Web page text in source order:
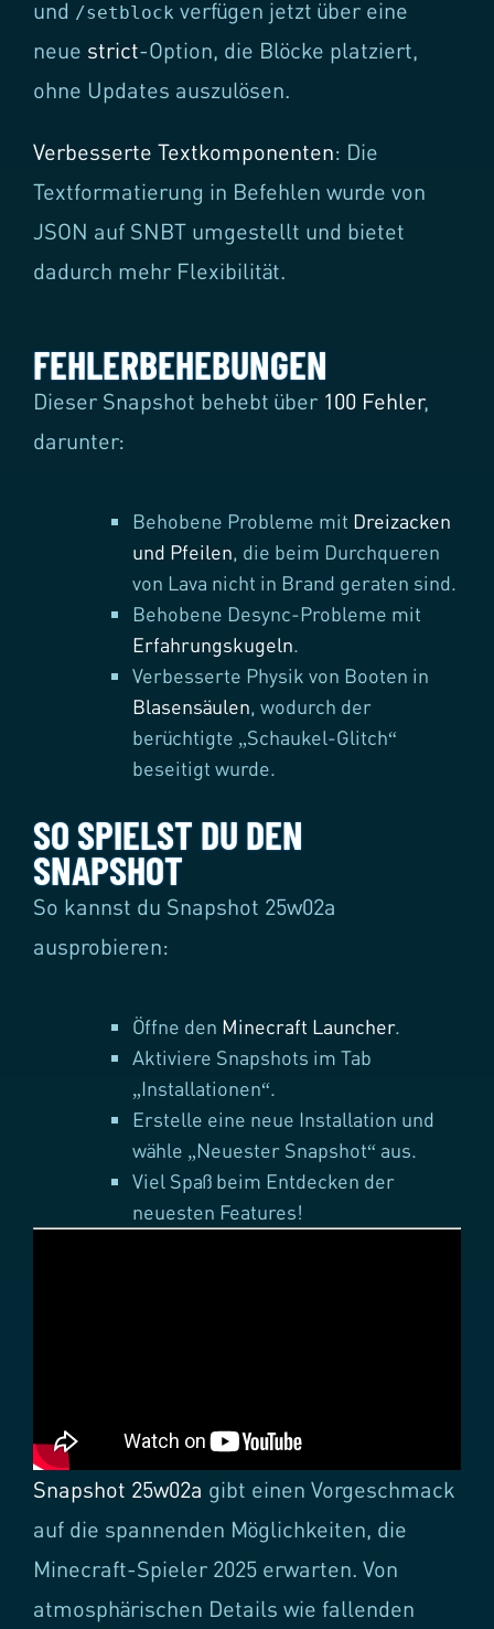
und /setblock verfügen jetzt über eine
neue strict-Option, die Blöcke platziert,
ohne Updates auszulösen.
Verbesserte Textkomponenten: Die
Textformatierung in Befehlen wurde von
JSON auf SNBT umgestellt und bietet
dadurch mehr Flexibilität.
FEHLERBEHEBUNGEN
Dieser Snapshot behebt über 100 Fehler,
darunter:
Behobene Probleme mit Dreizacken
und Pfeilen, die beim Durchqueren
von Lava nicht in Brand geraten sind.
Behobene Desync-Probleme mit
Erfahrungskugeln.
Verbesserte Physik von Booten in
Blasensäulen, wodurch der
berüchtigte „Schaukel-Glitch“
beseitigt wurde.
SO SPIELST DU DEN
SNAPSHOT
So kannst du Snapshot 25w02a
ausprobieren:
Öffne den Minecraft Launcher.
Aktiviere Snapshots im Tab
„Installationen“.
Erstelle eine neue Installation und
wähle „Neuester Snapshot“ aus.
Viel Spaß beim Entdecken der
neuesten Features!
Snapshot 25w02a gibt einen Vorgeschmack
auf die spannenden Möglichkeiten, die
Minecraft-Spieler 2025 erwarten. Von
atmosphärischen Details wie fallenden